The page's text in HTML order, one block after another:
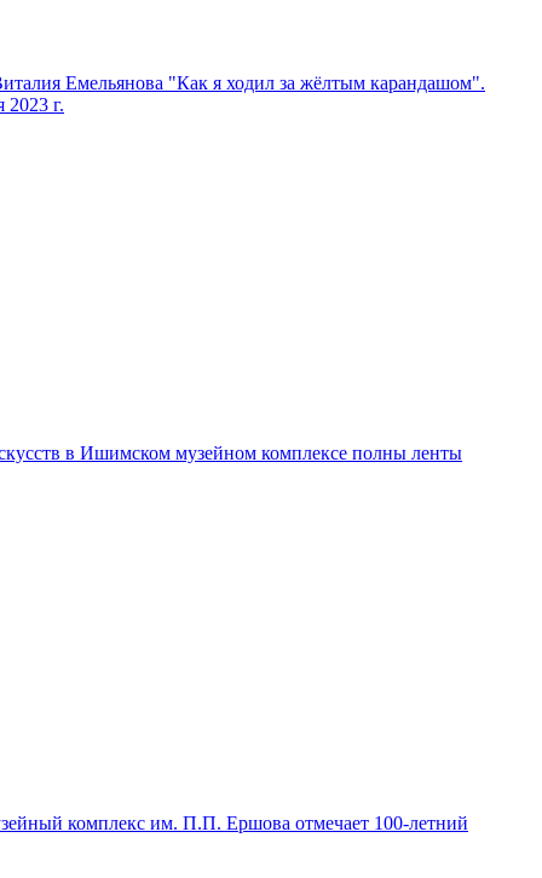
Емельянова "Как я ходил за жёлтым карандашом".
г.
в Ишимском музейном комплексе полны ленты
комплекс им. П.П. Ершова отмечает 100-летний